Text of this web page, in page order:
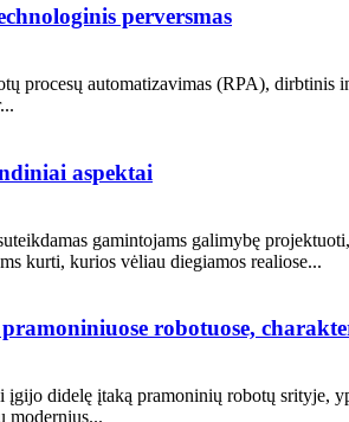
perversmas
procesų automatizavimas (RPA),
aspektai
gamintojams galimybę
kurti, kurios vėliau diegiamos realiose...
robotuose,
didelę įtaką pramoninių robotų srityje,
modernius...